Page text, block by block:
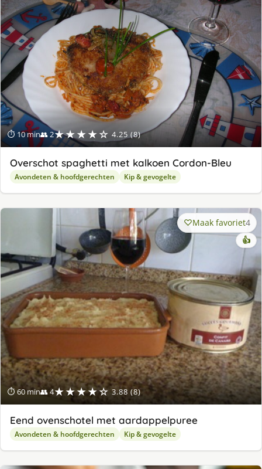
⏱ 10 min👥 2★★★★☆ 4.25 (8)
Overschot spaghetti met kalkoen Cordon-Bleu
Avondeten & hoofdgerechten Kip & gevogelte
⏱ 60 min👥 4★★★★☆ 3.88 (8)
Maak favoriet4
👍
Eend ovenschotel met aardappelpuree
Avondeten & hoofdgerechten Kip & gevogelte